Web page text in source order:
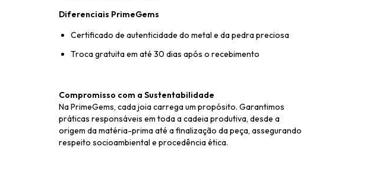
Diferenciais PrimeGems
Certificado de autenticidade do metal e da pedra preciosa
Troca gratuita em até 30 dias após o recebimento
Compromisso com a Sustentabilidade
Na PrimeGems, cada joia carrega um propósito. Garantimos
práticas responsáveis em toda a cadeia produtiva, desde a
origem da matéria-prima até a finalização da peça, assegurando
respeito socioambiental e procedência ética.